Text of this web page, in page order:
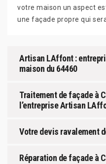
votre maison un aspect
une façade propre qui
Artisan LAffont :
maison du 64460
Traitement de façade à
l’entreprise Artisan
Votre devis ravalement
Réparation de façade à